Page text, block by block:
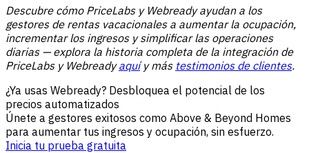
Descubre cómo PriceLabs y Webready ayudan a los
gestores de rentas vacacionales a aumentar la ocupación,
incrementar los ingresos y simplificar las operaciones
diarias — explora la historia completa de la integración de
PriceLabs y Webreadyaquíy más testimonios de clientes.
¿Ya usas Webready? Desbloquea el potencial de los
precios automatizados
Únete a gestores exitosos como Above & Beyond Homes
para aumentar tus ingresos y ocupación, sin esfuerzo.
Inicia tu prueba gratuita